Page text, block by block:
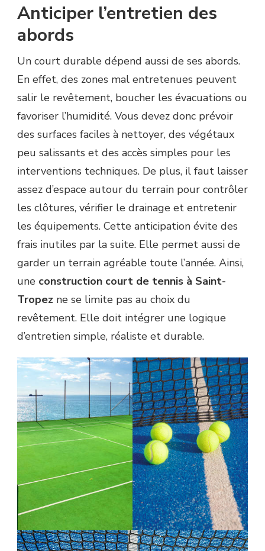
Anticiper l’entretien des
abords
Un court durable dépend aussi de ses abords.
En effet, des zones mal entretenues peuvent
salir le revêtement, boucher les évacuations ou
favoriser l’humidité. Vous devez donc prévoir
des surfaces faciles à nettoyer, des végétaux
peu salissants et des accès simples pour les
interventions techniques. De plus, il faut laisser
assez d’espace autour du terrain pour contrôler
les clôtures, vérifier le drainage et entretenir
les équipements. Cette anticipation évite des
frais inutiles par la suite. Elle permet aussi de
garder un terrain agréable toute l’année. Ainsi,
une construction court de tennis à Saint-
Tropez ne se limite pas au choix du
revêtement. Elle doit intégrer une logique
d’entretien simple, réaliste et durable.